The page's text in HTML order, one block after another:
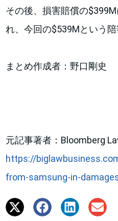
その後、損害賠償の
れ、今回の$539Mという陪
まとめ作成者：野口剛史
元記事著者：Bloomberg
https://
from-samsung-in-